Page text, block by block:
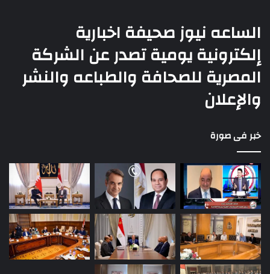
الساعه نيوز صحيفة اخبارية
إلكترونية يومية تصدر عن الشركة
المصرية للصحافة والطباعه والنشر
والإعلان
خبر فى صورة